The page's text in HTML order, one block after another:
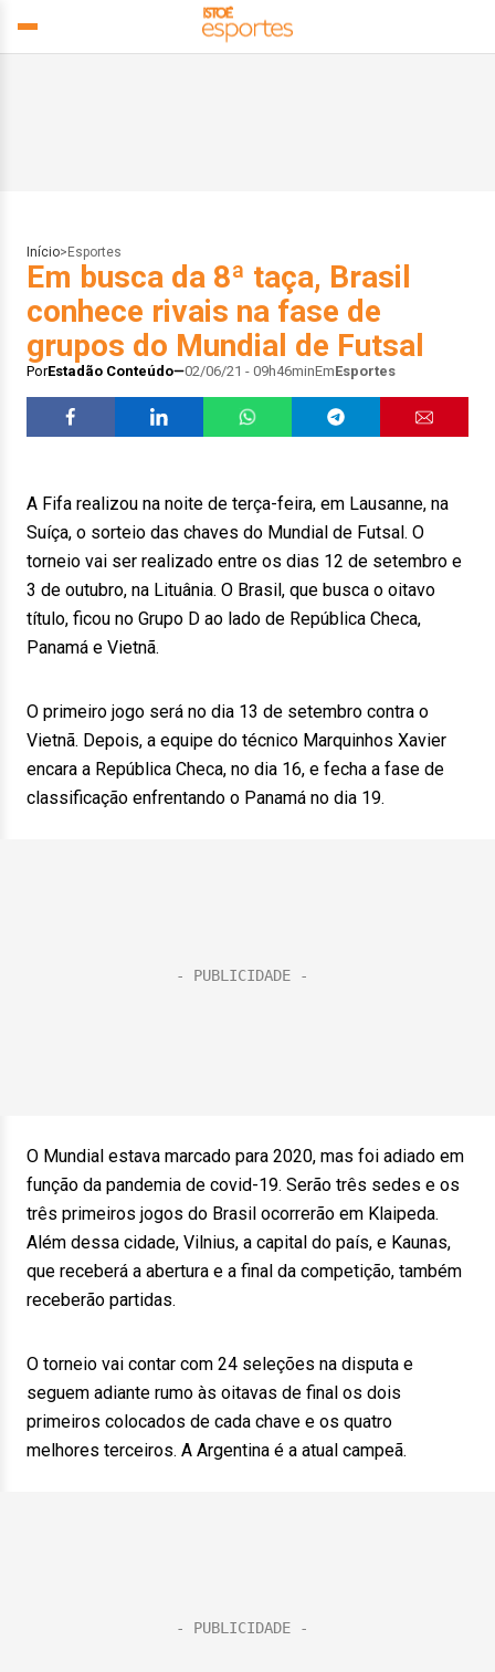
Início> Esportes
Em busca da 8ª taça, Brasil
conhece rivais na fase de
grupos do Mundial de Futsal
PorEstadão Conteúdo 02/06/21 - 09h46minEmEsportes
A Fifa realizou na noite de terça-feira, em Lausanne, na
Suíça, o sorteio das chaves do Mundial de Futsal. O
torneio vai ser realizado entre os dias 12 de setembro e
3 de outubro, na Lituânia. O Brasil, que busca o oitavo
título, ficou no Grupo D ao lado de República Checa,
Panamá e Vietnã.
O primeiro jogo será no dia 13 de setembro contra o
Vietnã. Depois, a equipe do técnico Marquinhos Xavier
encara a República Checa, no dia 16, e fecha a fase de
classificação enfrentando o Panamá no dia 19.
O Mundial estava marcado para 2020, mas foi adiado em
função da pandemia de covid-19. Serão três sedes e os
três primeiros jogos do Brasil ocorrerão em Klaipeda.
Além dessa cidade, Vilnius, a capital do país, e Kaunas,
que receberá a abertura e a final da competição, também
receberão partidas.
O torneio vai contar com 24 seleções na disputa e
seguem adiante rumo às oitavas de final os dois
primeiros colocados de cada chave e os quatro
melhores terceiros. A Argentina é a atual campeã.